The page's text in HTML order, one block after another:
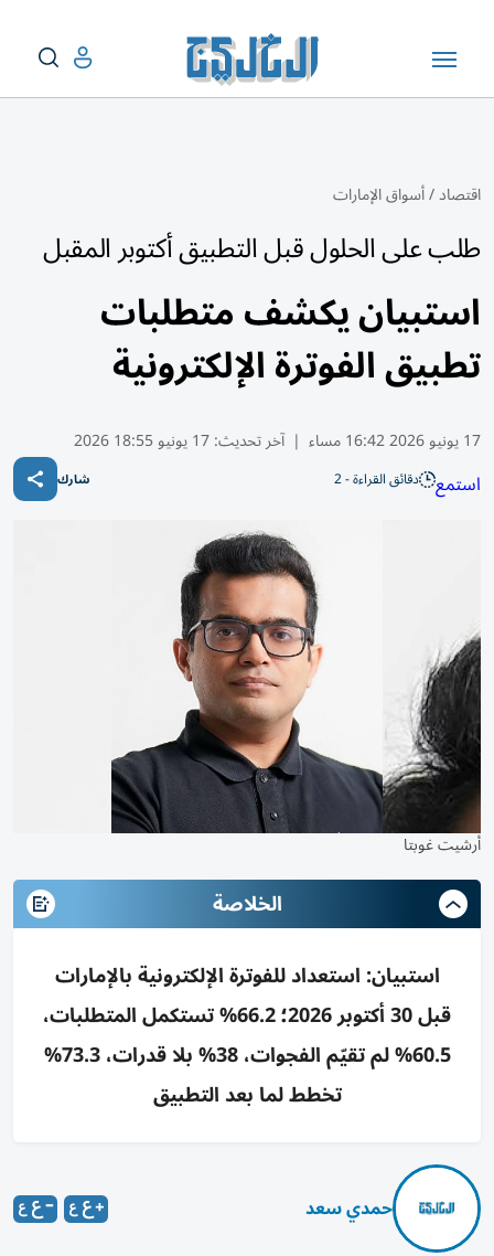
اقتصاد/أسواق الإمارات
طلب على الحلول قبل التطبيق أكتوبر المقبل
استبيان يكشف متطلبات
تطبيق الفوترة الإلكترونية
17 يونيو 2026 16:42 مساء | آخر تحديث:17 يونيو 18:55 2026
استمع دقائق القراءة - 2 شارك
أرشيت غوبتا
الخلاصة
استبيان: استعداد للفوترة الإلكترونية بالإمارات
قبل 30 أكتوبر 2026؛ 66.2% تستكمل المتطلبات،
60.5% لم تقيّم الفجوات، 38% بلا قدرات، 73.3%
تخطط لما بعد التطبيق
حمدي سعد